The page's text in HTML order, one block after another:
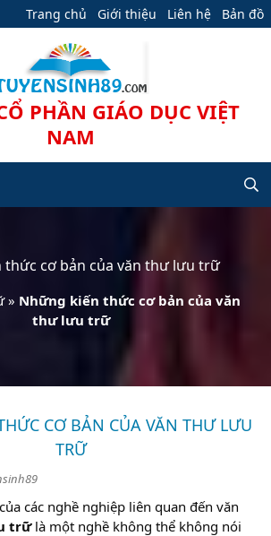
Trang chủ Giới thiệu Liên hệ Bản đồ
PHẦN GIÁO DỤC VIỆT
NAM
thức cơ bản của văn thư lưu trữ
» Những kiến thức cơ bản của văn
thư lưu trữ
CƠ BẢN CỦA VĂN THƯ LƯU
TRỮ
các nghề nghiệp liên quan đến văn
trữlà một nghề không thể không nói